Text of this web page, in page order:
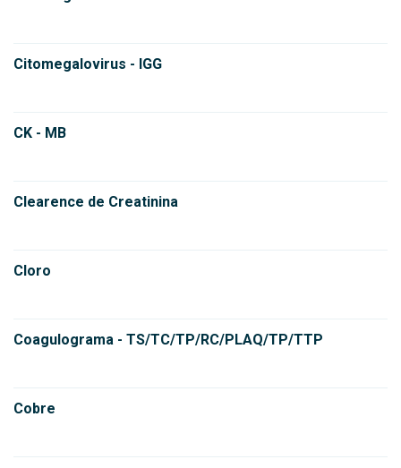
Citomegalovirus - IGG
CK - MB
Clearence de Creatinina
Cloro
Coagulograma - TS/TC/TP/RC/PLAQ/TP/TTP
Cobre